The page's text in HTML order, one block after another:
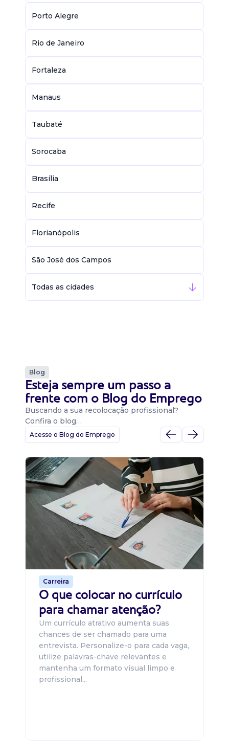
Porto Alegre
Rio de Janeiro
Fortaleza
Manaus
Taubaté
Sorocaba
Brasília
Recife
Florianópolis
São José dos Campos
Todas as cidades
Blog
Esteja sempre um passo a
frente com o Blog do Emprego
Buscando a sua recolocação profissional?
Confira o blog…
Acesse o Blog do Emprego
Carreira
O que colocar no currículo
para chamar atenção?
Um currículo atrativo aumenta suas
chances de ser chamado para uma
entrevista. Personalize-o para cada vaga,
utilize palavras-chave relevantes e
mantenha um formato visual limpo e
profissional...